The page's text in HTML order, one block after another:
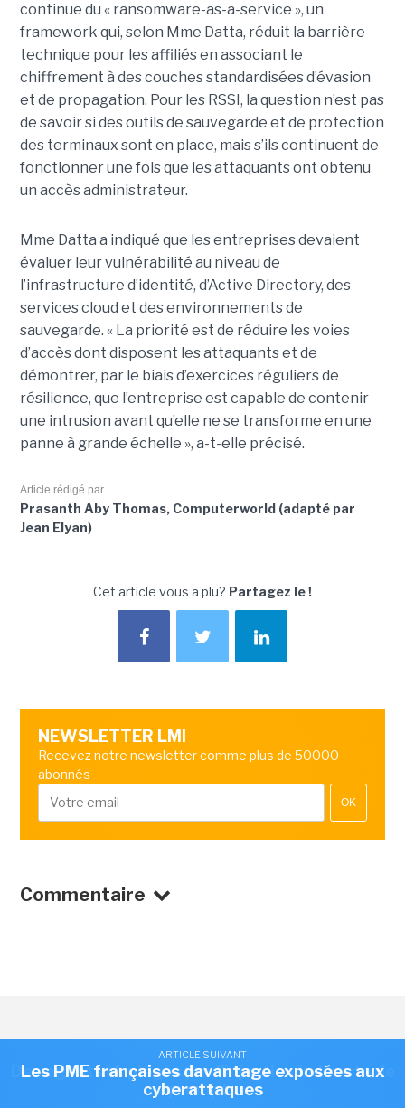
continue du « ransomware-as-a-service », un
framework qui, selon Mme Datta, réduit la barrière
technique pour les affiliés en associant le
chiffrement à des couches standardisées d’évasion
et de propagation. Pour les RSSI, la question n’est pas
de savoir si des outils de sauvegarde et de protection
des terminaux sont en place, mais s’ils continuent de
fonctionner une fois que les attaquants ont obtenu
un accès administrateur.
Mme Datta a indiqué que les entreprises devaient
évaluer leur vulnérabilité au niveau de
l’infrastructure d’identité, d’Active Directory, des
services cloud et des environnements de
sauvegarde. « La priorité est de réduire les voies
d’accès dont disposent les attaquants et de
démontrer, par le biais d’exercices réguliers de
résilience, que l’entreprise est capable de contenir
une intrusion avant qu’elle ne se transforme en une
panne à grande échelle », a-t-elle précisé.
Article rédigé par
Prasanth Aby Thomas, Computerworld (adapté par
Jean Elyan)
Cet article vous a plu? Partagez le !
NEWSLETTER LMI
Recevez notre newsletter comme plus de 50000
abonnés
OK
Commentaire
SÉCURITÉ / INTRUSION, HACKING ET PARE-FEU
ARTICLE SUIVANT
Des agents IA piégés par l'injection indirecte de
prompts
ARTICLE SUIVANT
Les PME françaises davantage exposées aux
cyberattaques